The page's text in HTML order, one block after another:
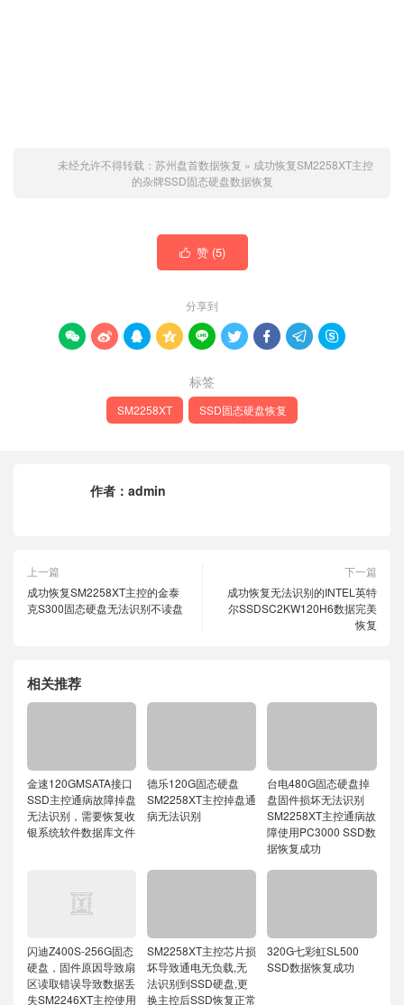
未经允许不得转载： 苏州盘首数据恢复 » 成功恢复SM2258XT主控
的杂牌SSD固态硬盘数据恢复
 赞 (5)
分享到
        
标签
SM2258XT SSD固态硬盘恢复
作者： admin
上一篇
成功恢复SM2258XT主控的金泰
克S300固态硬盘无法识别不读盘
下一篇
成功恢复无法识别的INTEL英特
尔SSDSC2KW120H6数据完美
恢复
相关推荐
金速120GMSATA接口
SSD主控通病故障掉盘
无法识别，需要恢复收
银系统软件数据库文件
德乐120G固态硬盘
SM2258XT主控掉盘通
病无法识别
台电480G固态硬盘掉
盘固件损坏无法识别
SM2258XT主控通病故
障使用PC3000 SSD数
据恢复成功
闪迪Z400S-256G固态
硬盘，固件原因导致扇
区读取错误导致数据丢
失SM2246XT主控使用
SM2258XT主控芯片损
坏导致通电无负载,无
法识别到SSD硬盘,更
换主控后SSD恢复正常
320G七彩虹SL500
SSD数据恢复成功